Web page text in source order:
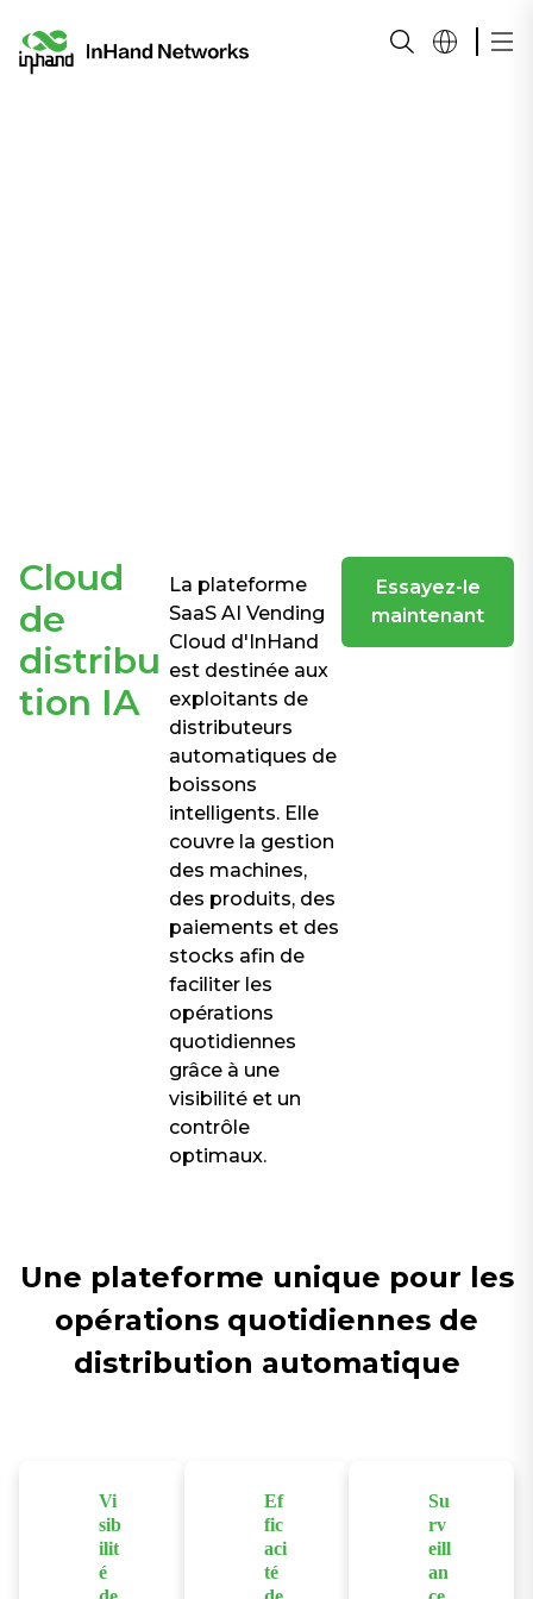
Cloud
de
distribu
tion IA
La plateforme
SaaS AI Vending
Cloud d'InHand
est destinée aux
exploitants de
distributeurs
automatiques de
boissons
intelligents. Elle
couvre la gestion
des machines,
des produits, des
paiements et des
stocks afin de
faciliter les
opérations
quotidiennes
grâce à une
visibilité et un
contrôle
optimaux.
Essayez-le
maintenant
Une plateforme unique pour les
opérations quotidiennes de
distribution automatique
Vi
sib
ilit
é
Ef
fic
aci
té
Su
rv
eill
an